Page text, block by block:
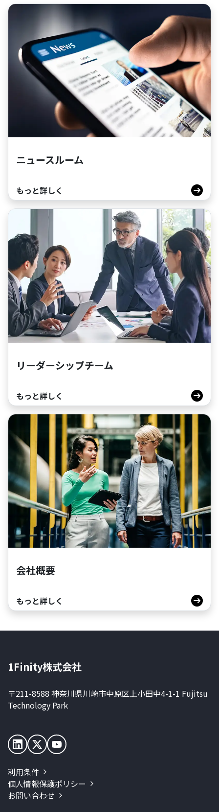
ニュースルーム
もっと詳しく
リーダーシップチーム
もっと詳しく
会社概要
もっと詳しく
1Finity株式会社
〒211-8588 神奈川県川崎市中原区上小田中4-1-1 Fujitsu
Technology Park
利用条件
個人情報保護ポリシー
お問い合わせ